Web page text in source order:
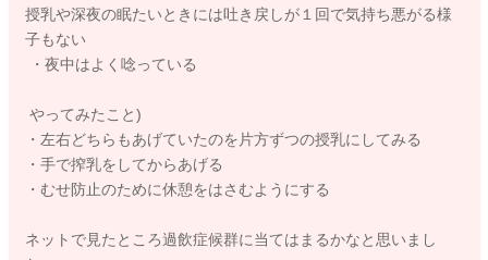
授乳や深夜の眠たいときには吐き戻しが１回で気持ち悪がる様
子もない
・夜中はよく唸っている
やってみたこと)
・左右どちらもあげていたのを片方ずつの授乳にしてみる
・手で搾乳をしてからあげる
・むせ防止のために休憩をはさむようにする
ネットで見たところ過飲症候群に当てはまるかなと思いまし